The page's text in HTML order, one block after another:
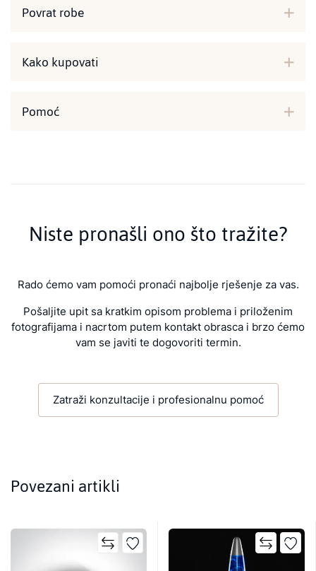
Povrat robe
Kako kupovati
Pomoć
Niste pronašli ono što tražite?
Rado ćemo vam pomoći pronaći najbolje rješenje za vas.
Pošaljite upit sa kratkim opisom problema i priloženim
fotografijama i nacrtom putem kontakt obrasca i brzo ćemo
vam se javiti te dogovoriti termin.
Zatraži konzultacije i profesionalnu pomoć
Povezani artikli